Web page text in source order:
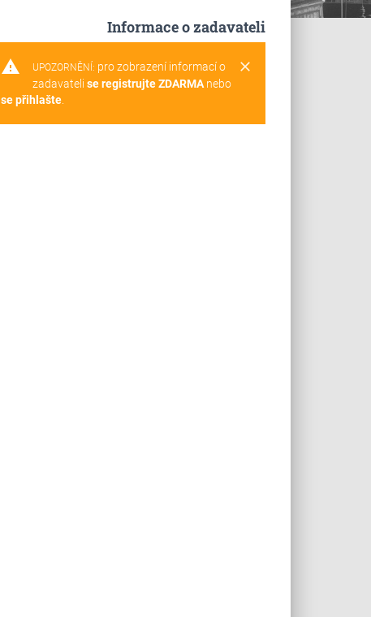
Informace o zadavateli
warning clear
UPOZORNĚNÍ: pro zobrazení informací o
zadavateli se registrujte ZDARMAnebo
se přihlašte.